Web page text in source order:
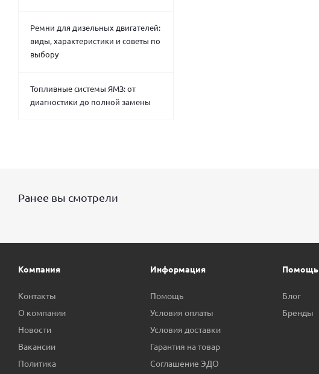
Ремни для дизельных двигателей:
виды, характеристики и советы по
выбору
Топливные системы ЯМЗ: от
диагностики до полной замены
Ранее вы смотрели
Компания
Контакты
О компании
Новости
Вакансии
Политика
Информация
Помощь
Условия оплаты
Условия доставки
Гарантия на товар
Соглашение ЭДО
Помощь
Блог
Бренды